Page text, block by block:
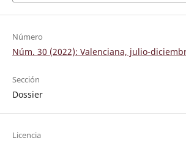
Número
Núm. 30 (2022): Valenciana, julio-
Sección
Dossier
Licencia